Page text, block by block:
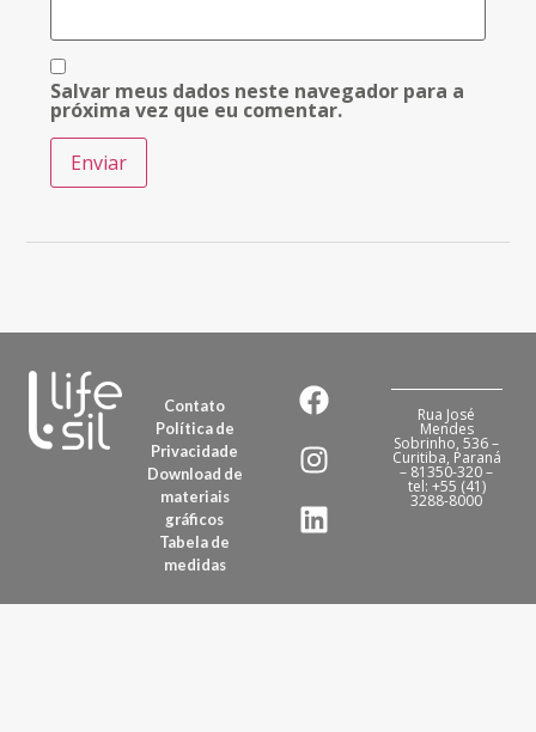
Salvar meus dados neste navegador para a
próxima vez que eu comentar.
Contato
Política de
Privacidade
Download de
materiais
gráficos
Tabela de
medidas
Rua José
Mendes
Sobrinho, 536 –
Curitiba, Paraná
– 81350-320 –
tel: +55 (41)
3288-8000